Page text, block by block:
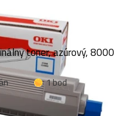
toner, azúrový, 8000
1 bod